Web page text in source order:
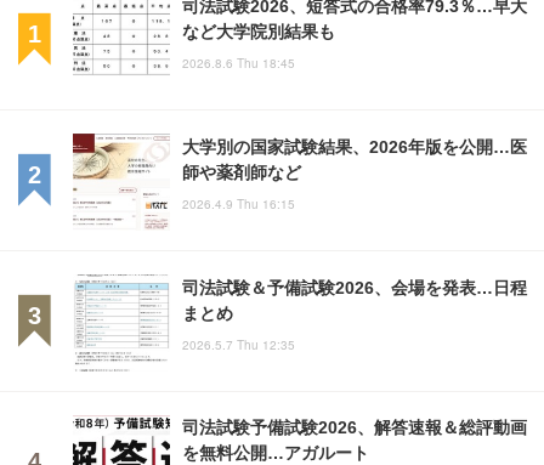
司法試験2026、短答式の合格率79.3％…早大
など大学院別結果も
2026.8.6 Thu 18:45
大学別の国家試験結果、2026年版を公開…医
師や薬剤師など
2026.4.9 Thu 16:15
司法試験＆予備試験2026、会場を発表…日程
まとめ
2026.5.7 Thu 12:35
司法試験予備試験2026、解答速報＆総評動画
を無料公開…アガルート